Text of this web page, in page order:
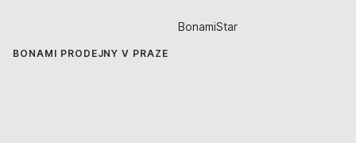
BonamiStar
BONAMI PRODEJNY V PRAZE